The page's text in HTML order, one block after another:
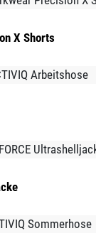
X Shorts